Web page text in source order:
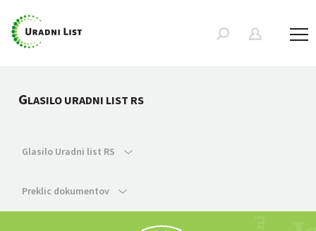
GLASILO URADNI LIST RS
Glasilo Uradni list RS
Preklic dokumentov